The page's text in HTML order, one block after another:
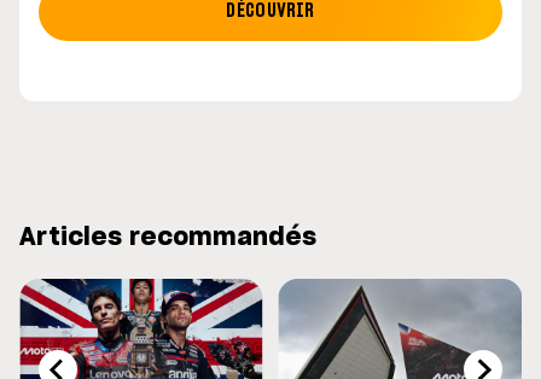
DÉCOUVRIR
Articles recommandés